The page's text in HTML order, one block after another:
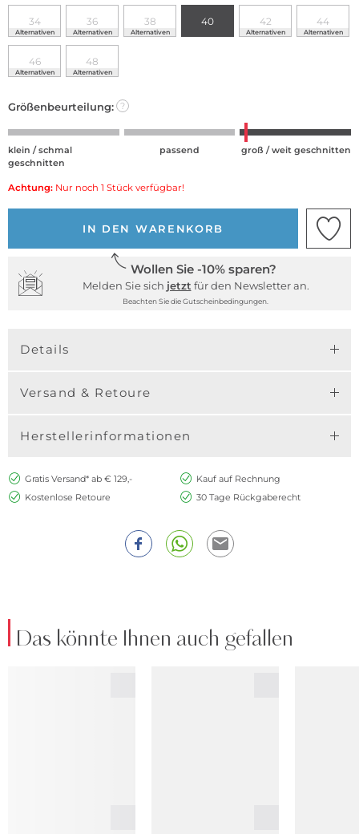
34
Alternativen
36
Alternativen
38
Alternativen
40 42
Alternativen
44
Alternativen
46
Alternativen
48
Alternativen
Größenbeurteilung: ?
klein / schmal
geschnitten
passend groß / weit geschnitten
Achtung: Nur noch 1 Stück verfügbar!
IN DEN WARENKORB
Wollen Sie -10% sparen?
Melden Sie sich jetzt für den Newsletter an.
Beachten Sie die Gutscheinbedingungen.
Details
Versand & Retoure
Herstellerinformationen
Gratis Versand* ab € 129,-
Kauf auf Rechnung
Kostenlose Retoure
30 Tage Rückgaberecht
Das könnte Ihnen auch gefallen